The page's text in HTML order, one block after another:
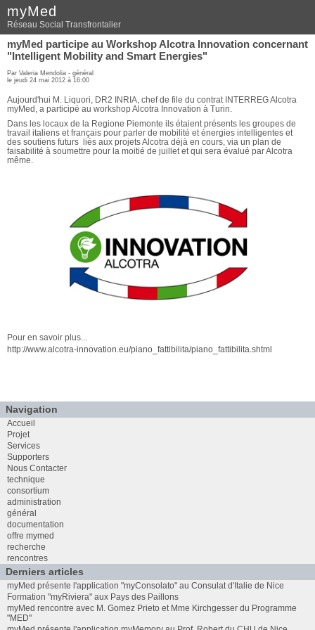
myMed
Réseau Social Transfrontalier
myMed participe au Workshop Alcotra Innovation concernant
"Intelligent Mobility and Smart Energies"
Par Valeria Mendolia - général
le jeudi 24 mai 2012 à 16:00
Aujourd'hui M. Liquori, DR2 INRIA, chef de file du contrat INTERREG Alcotra
myMed, a participé au workshop Alcotra Innovation à Turin.
Dans les locaux de la Regione Piemonte ils étaient présents les groupes de
travail italiens et français pour parler de mobilité et énergies intelligentes et
des soutiens futurs liés aux projets Alcotra déjà en cours, via un plan de
faisabilité à soumettre pour la moitié de juillet et qui sera évalué par Alcotra
même.
Pour en savoir plus...
http://www.alcotra-innovation.eu/piano_fattibilita/piano_fattibilita.shtml
Navigation
Accueil
Projet
Services
Supporters
Nous Contacter
technique
consortium
administration
général
documentation
offre mymed
recherche
rencontres
Derniers articles
myMed présente l'application "myConsolato" au Consulat d'Italie de Nice
Formation "myRiviera" aux Pays des Paillons
myMed rencontre avec M. Gomez Prieto et Mme Kirchgesser du Programme
"MED"